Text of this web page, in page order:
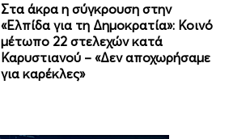
Στα άκρα η σύγκρουση στην
«Ελπίδα για τη Δημοκρατία»: Κοινό
μέτωπο 22 στελεχών κατά
Καρυστιανού – «Δεν αποχωρήσαμε
για καρέκλες»